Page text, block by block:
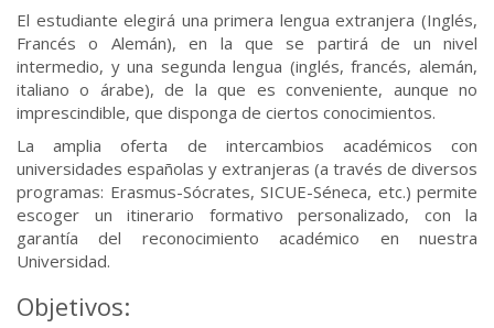
El estudiante elegirá una primera lengua extranjera (Inglés,
Francés o Alemán), en la que se partirá de un nivel
intermedio, y una segunda lengua (inglés, francés, alemán,
italiano o árabe), de la que es conveniente, aunque no
imprescindible, que disponga de ciertos conocimientos.
La amplia oferta de intercambios académicos con
universidades españolas y extranjeras (a través de diversos
programas: Erasmus-Sócrates, SICUE-Séneca, etc.) permite
escoger un itinerario formativo personalizado, con la
garantía del reconocimiento académico en nuestra
Universidad.
Objetivos: